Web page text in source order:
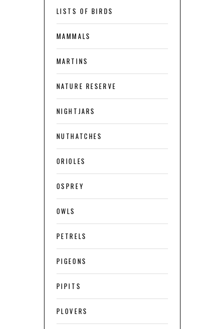
LISTS OF BIRDS
MAMMALS
MARTINS
NATURE RESERVE
NIGHTJARS
NUTHATCHES
ORIOLES
OSPREY
OWLS
PETRELS
PIGEONS
PIPITS
PLOVERS